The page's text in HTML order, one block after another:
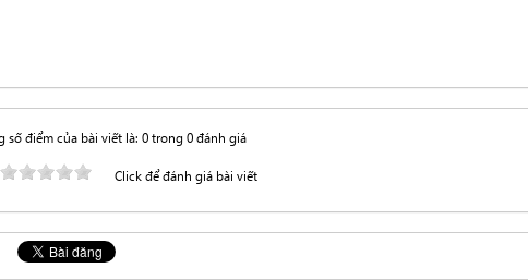
số điểm của bài viết là: 0 trong 0 đánh giá
Click để đánh giá bài viết